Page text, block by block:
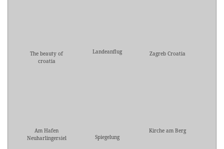
The beauty of
croatia
Landeanflug Zagreb Croatia
Am Hafen
Neuharlingersiel
Spiegelung
Kirche am Berg